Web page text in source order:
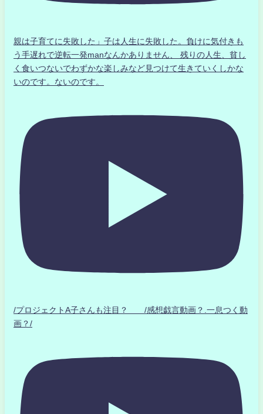
親は子育てに失敗した」子は人生に失敗した。負けに気付きも
う手遅れで逆転一発manなんかありません、 残りの人生、貧し
く食いつないでわずかな楽しみなど見つけて生きていくしかな
いのです。ないのです。
/プロジェクトA子さんも注目？ /感想戯言動画？.一息つく動
画？/